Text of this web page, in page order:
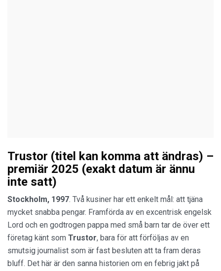
Trustor (titel kan komma att ändras) –
premiär 2025 (exakt datum är ännu
inte satt)
Stockholm, 1997. Två kusiner har ett enkelt mål: att tjäna
mycket snabba pengar. Framförda av en excentrisk engelsk
Lord och en godtrogen pappa med små barn tar de över ett
företag känt som Trustor, bara för att förföljas av en
smutsig journalist som är fast besluten att ta fram deras
bluff. Det här är den sanna historien om en febrig jakt på